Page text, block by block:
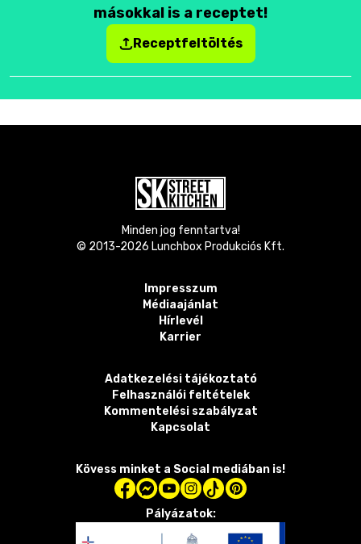
másokkal is a receptet!
Receptfeltöltés
Minden jog fenntartva!
© 2013-2026 Lunchbox Produkciós Kft.
Impresszum
Médiaajánlat
Hírlevél
Karrier
Adatkezelési tájékoztató
Felhasználói feltételek
Kommentelési szabályzat
Kapcsolat
Kövess minket a Social mediában is!
Pályázatok: